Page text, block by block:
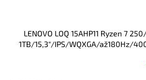
LENOVO LOQ 15AHP11 Ryzen 7
1TB/15,3"/IPS/WQXGA/až180Hz/